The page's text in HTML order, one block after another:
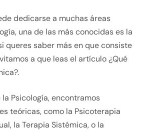
dedicarse a muchas áreas
una de las más conocidas es la
queres saber más en que consiste
a que leas el artículo ¿Qué
Psicología, encontramos
teóricas, como la Psicoterapia
la Terapia Sistémica, o la